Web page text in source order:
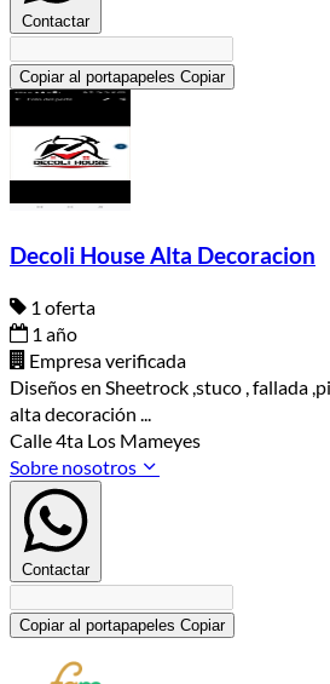
Contactar
Copiar al portapapeles Copiar
Decoli House Alta Decoracion
1 oferta
1 año
Empresa verificada
Diseños en Sheetrock ,stuco , fallada
alta decoración ...
Calle 4ta Los Mameyes
Sobre nosotros
Contactar
Copiar al portapapeles Copiar